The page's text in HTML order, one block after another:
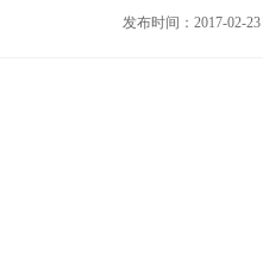
发布时间：2017-02-23